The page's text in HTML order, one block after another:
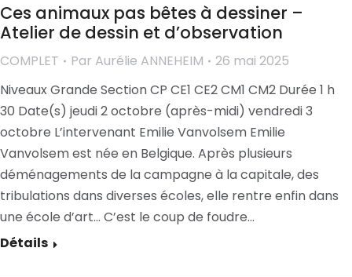
Ces animaux pas bêtes à dessiner –
Atelier de dessin et d’observation
COMPLET Par Aurélie ANNEHEIM
26 mai 2025
Niveaux Grande Section CP CE1 CE2 CM1 CM2 Durée 1 h
30 Date(s) jeudi 2 octobre (après-midi) vendredi 3
octobre L’intervenant Emilie Vanvolsem Emilie
Vanvolsem est née en Belgique. Après plusieurs
déménagements de la campagne à la capitale, des
tribulations dans diverses écoles, elle rentre enfin dans
une école d’art… C’est le coup de foudre…
Détails